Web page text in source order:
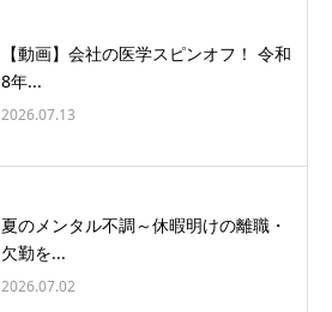
【動画】会社の医学スピンオフ！ 令和
8年...
2026.07.13
夏のメンタル不調～休暇明けの離職・
欠勤を...
2026.07.02